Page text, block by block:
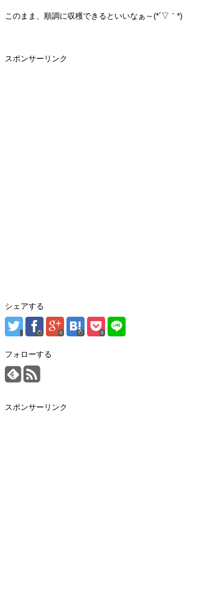
このまま、順調に収穫できるといいなぁ～(*´▽｀*)
スポンサーリンク
シェアする
0 0
フォローする
スポンサーリンク